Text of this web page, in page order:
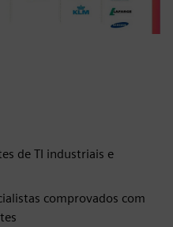
de TI industriais e
comprovados com